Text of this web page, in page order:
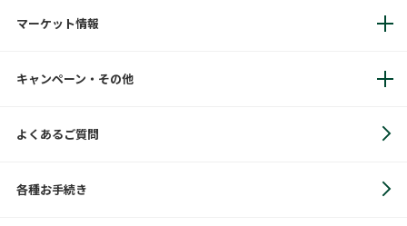
マーケット情報
キャンペーン・その他
よくあるご質問
各種お手続き